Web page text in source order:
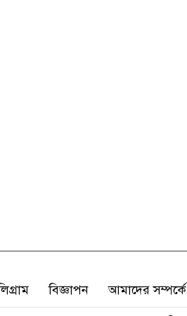
বিজ্ঞাপন আমাদের সম্পর্কে